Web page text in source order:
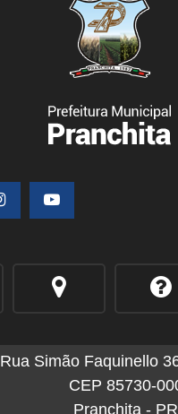
Rua Simão Faquinello
CEP 85730-
Pranchita - PR